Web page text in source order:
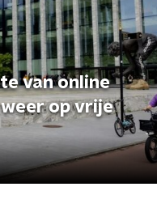
van online
op vrije